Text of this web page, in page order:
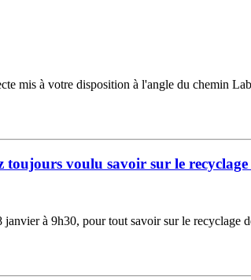
mis à votre disposition à l'angle du chemin
voulu savoir sur le recyclage
à 9h30, pour tout savoir sur le recyclage